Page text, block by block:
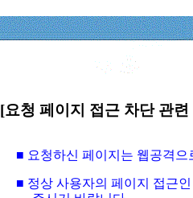
[요청 페이지 접근 차단 관
■ 요청하신 페이지는 웹공격
■ 정상 사용자의 페이지 접근